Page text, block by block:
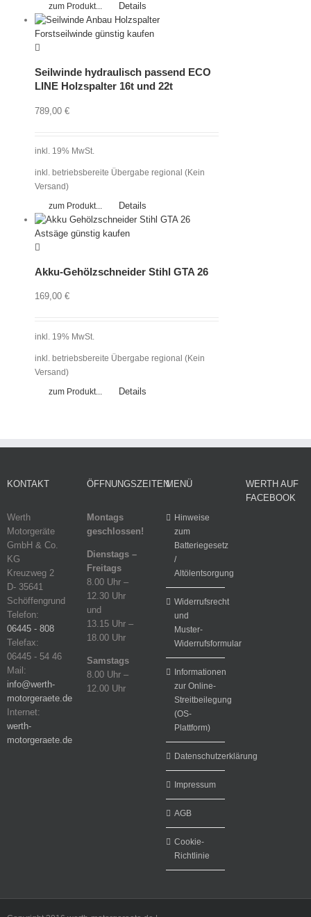
zum Produkt... Details
Seilwinde hydraulisch passend ECO
LINE Holzspalter 16t und 22t
789,00 €
inkl. 19% MwSt.
inkl. betriebsbereite Übergabe regional (Kein
Versand)
zum Produkt... Details
Akku-Gehölzschneider Stihl GTA 26
169,00 €
inkl. 19% MwSt.
inkl. betriebsbereite Übergabe regional (Kein
Versand)
zum Produkt... Details
KONTAKT
Werth
Motorgeräte
GmbH & Co.
KG
Kreuzweg 2
D- 35641
Schöffengrund
Telefon:
06445 - 808
Telefax:
06445 - 54 46
Mail:
info@werth-
motorgeraete.de
Internet:
werth-
motorgeraete.de
ÖFFNUNGSZEITEN
Montags
geschlossen!
Dienstags –
Freitags
8.00 Uhr –
12.30 Uhr
und
13.15 Uhr –
18.00 Uhr
Samstags
8.00 Uhr –
12.00 Uhr
MENÜ
Hinweise
zum
Batteriegesetz
/
Altölentsorgung
Widerrufsrecht
und
Muster-
Widerrufsformular
Informationen
zur Online-
Streitbeilegung
(OS-
Plattform)
Datenschutzerklärung
Impressum
AGB
Cookie-
Richtlinie
WERTH AUF
FACEBOOK